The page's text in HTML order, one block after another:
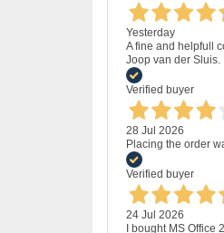
Yesterday
A fine and helpfull
Joop van der Sluis.
Verified buyer
28 Jul 2026
Placing the order
Verified buyer
24 Jul 2026
I bought MS